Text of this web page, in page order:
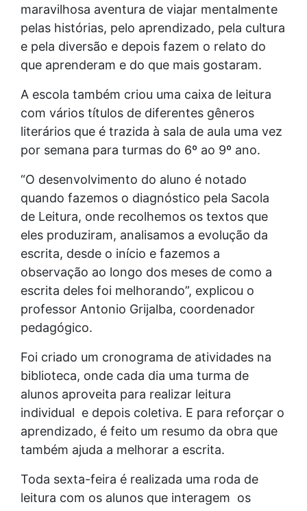
maravilhosa aventura de viajar mentalmente
pelas histórias, pelo aprendizado, pela cultura
e pela diversão e depois fazem o relato do
que aprenderam e do que mais gostaram.
A escola também criou uma caixa de leitura
com vários títulos de diferentes gêneros
literários que é trazida à sala de aula uma vez
por semana para turmas do 6º ao 9º ano.
“O desenvolvimento do aluno é notado
quando fazemos o diagnóstico pela Sacola
de Leitura, onde recolhemos os textos que
eles produziram, analisamos a evolução da
escrita, desde o início e fazemos a
observação ao longo dos meses de como a
escrita deles foi melhorando”, explicou o
professor Antonio Grijalba, coordenador
pedagógico.
Foi criado um cronograma de atividades na
biblioteca, onde cada dia uma turma de
alunos aproveita para realizar leitura
individual e depois coletiva. E para reforçar o
aprendizado, é feito um resumo da obra que
também ajuda a melhorar a escrita.
Toda sexta-feira é realizada uma roda de
leitura com os alunos que interagem os